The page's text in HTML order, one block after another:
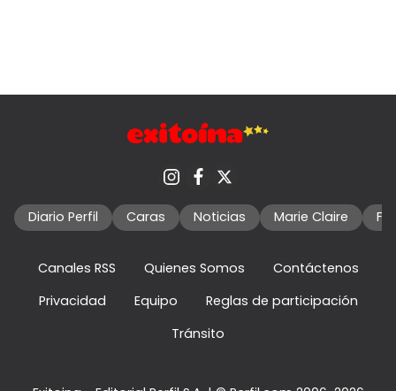
Diario Perfil Caras Noticias Marie Claire
Canales RSS Quienes Somos
Contáctenos
Privacidad
Equipo
Reglas de participación
Tránsito